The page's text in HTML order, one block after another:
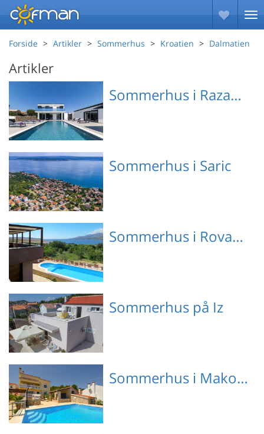
Forside Artikler Sommerhus Kroatien Dalmatien
Artikler
Sommerhus i Razanac
Emne nr.: 133-CDI300 Sommerhus i Saric
Emne nr.: 133-CDA717 Sommerhus i Rovanjska
Emne nr.: 310-
HR4000.610.1
Sommerhus på Iz
HR4131.105.1
Sommerhus i Makovac